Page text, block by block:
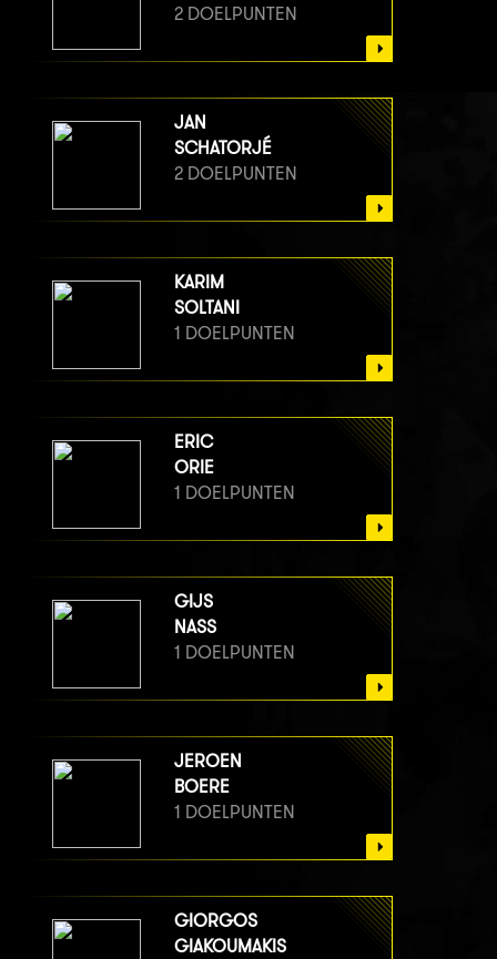
2 DOELPUNTEN
JAN
SCHATORJÉ
2 DOELPUNTEN
KARIM
SOLTANI
1 DOELPUNTEN
ERIC
ORIE
1 DOELPUNTEN
GIJS
NASS
1 DOELPUNTEN
JEROEN
BOERE
1 DOELPUNTEN
GIORGOS
GIAKOUMAKIS